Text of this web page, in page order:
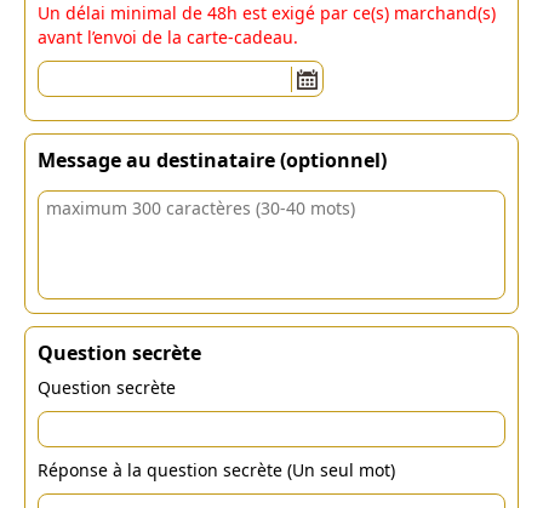
Un délai minimal de 48h est exigé par ce(s) marchand(s)
avant l’envoi de la carte-cadeau.
Message au destinataire (optionnel)
Question secrète
Question secrète
Réponse à la question secrète (Un seul mot)